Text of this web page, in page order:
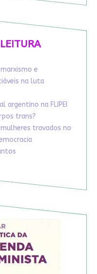
e
na luta
argentino na FLIPEI
trans?
travados no